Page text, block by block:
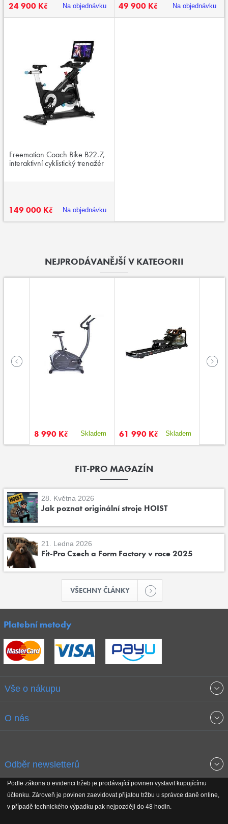
24 900 Kč Na objednávku 49 900 Kč Na objednávku
Freemotion Coach Bike B22.7,
interaktivní cyklistický trenažér
149 000 Kč Na objednávku
NEJPRODÁVANĚJŠÍ V KATEGORII
8 990 Kč Skladem 61 990 Kč Skladem
FIT-PRO MAGAZÍN
28. Května 2026
Jak poznat originální stroje HOIST
21. Ledna 2026
Fit-Pro Czech a Form Factory v roce 2025
VŠECHNY ČLÁNKY
Platební metody
Vše o nákupu
Obchodní podmínky
Reklamační řád
O nás
Koho podporujeme
Odběr newsletterů
Podle zákona o evidenci tržeb je prodávající povinen vystavit kupujícímu
účtenku. Zároveň je povinen zaevidovat přijatou tržbu u správce daně online,
v případě technického výpadku pak nejpozději do 48 hodin.